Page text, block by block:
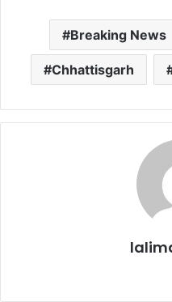
Breaking News
Chhattisgarh